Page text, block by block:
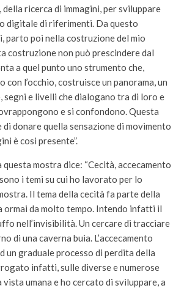
ricerca di immagini, per sviluppare
digitale di riferimenti. Da questo
parto poi nella costruzione del mio
costruzione non può prescindere dal
a quel punto uno strumento che,
con l’occhio, costruisce un panorama, un
segni e livelli che dialogano tra di loro e
e si confondono. Questa
donare quella sensazione di movimento
è cosi presente”.
mostra dice: “Cecità, accecamento
i temi su cui ho lavorato per lo
Il tema della cecità fa parte della
ormai da molto tempo. Intendo infatti il
nell’invisibilità. Un cercare di tracciare
di una caverna buia. L’accecamento
un graduale processo di perdita della
infatti, sulle diverse e numerose
umana e ho cercato di sviluppare, a